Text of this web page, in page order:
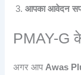
आपका आवेदन
PMAY-G
अगर आप Awas